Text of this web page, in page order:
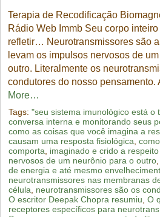
Terapia de Recodificação
Rádio Web Immb Seu corpo
refletir… Neurotransmissores são
levam os impulsos nervosos de
outro. Literalmente os
condutores do nosso pensamento.
More…
Tags: "seu sistema imunológico está o
conversa interna e monitorando seus
como as coisas que você imagina a
causam uma resposta fisiológica,
comporta, imaginado e crido a
nervosos de um neurônio para o outro,
de energia e até mesmo
neurotransmissores nas membranas
célula, neurotransmissores são os
O escritor Deepak Chopra resumiu, O
receptores específicos para